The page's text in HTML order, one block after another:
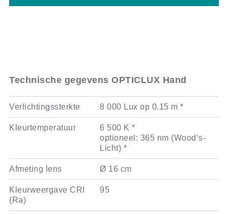
Technische gegevens OPTICLUX Hand
Verlichtingssterkte 8 000 Lux op 0.15 m *
Kleurtemperatuur
6 500 K *
optioneel: 365 nm (Wood‘s-
Licht) *
Afmeting lens Ø 16 cm
Kleurweergave CRI
(Ra)
95